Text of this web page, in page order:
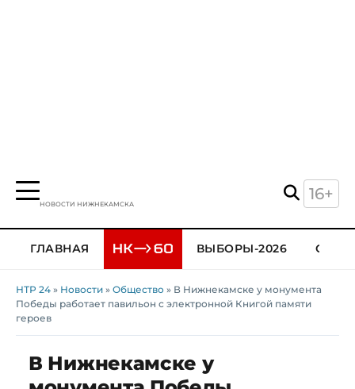
НОВОСТИ НИЖНЕКАМСКА
16+
ГЛАВНАЯ ВЫБОРЫ-2026
НТР 24 » Новости » Общество » В Нижнекамске у монумента
Победы работает павильон с электронной Книгой памяти
героев
В Нижнекамске у